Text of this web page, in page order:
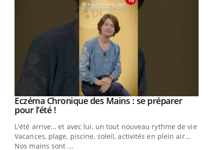
Youtube
Eczéma Chronique des Mains : se préparer
pour l’été !Youtube
L'été arrive… et avec lui, un tout nouveau rythme de vie !
Vacances, plage, piscine, soleil, activités en plein air…
Nos mains sont ...